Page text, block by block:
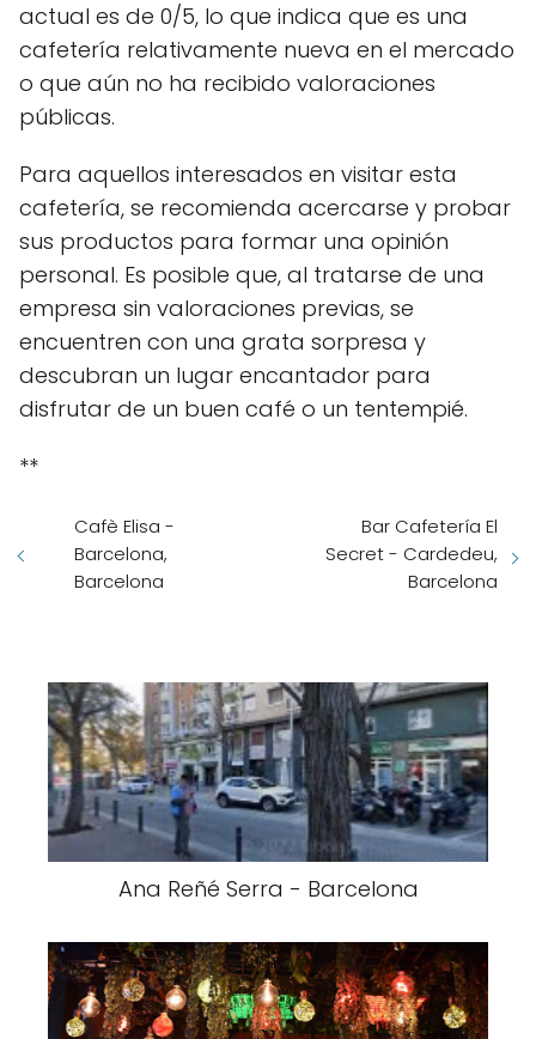
actual es de 0/5, lo que indica que es una
cafetería relativamente nueva en el mercado
o que aún no ha recibido valoraciones
públicas.
Para aquellos interesados en visitar esta
cafetería, se recomienda acercarse y probar
sus productos para formar una opinión
personal. Es posible que, al tratarse de una
empresa sin valoraciones previas, se
encuentren con una grata sorpresa y
descubran un lugar encantador para
disfrutar de un buen café o un tentempié.
**
Cafè Elisa -
Barcelona,
Barcelona
Bar Cafetería El
Secret - Cardedeu,
Barcelona
Ana Reñé Serra - Barcelona